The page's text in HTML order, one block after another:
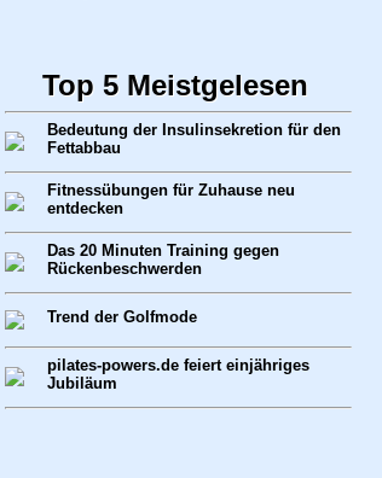
Top 5 Meistgelesen
Bedeutung der Insulinsekretion für den
Fettabbau
Fitnessübungen für Zuhause neu
entdecken
Das 20 Minuten Training gegen
Rückenbeschwerden
Trend der Golfmode
pilates-powers.de feiert einjähriges
Jubiläum